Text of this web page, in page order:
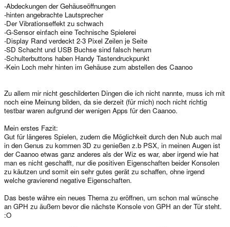
-Abdeckungen der Gehäuseöffnungen
-hinten angebrachte Lautsprecher
-Der Vibrationseffekt zu schwach
-G-Sensor einfach eine Technische Spielerei
-Display Rand verdeckt 2-3 Pixel Zeilen je Seite
-SD Schacht und USB Buchse sind falsch herum
-Schulterbuttons haben Handy Tastendruckpunkt
-Kein Loch mehr hinten im Gehäuse zum abstellen des Caanoo
Zu allem mir nicht geschilderten Dingen die ich nicht nannte, muss ich mit
noch eine Meinung bilden, da sie derzeit (für mich) noch nicht richtig
testbar waren aufgrund der wenigen Apps für den Caanoo.
Mein erstes Fazit:
Gut für längeres Spielen, zudem die Möglichkeit durch den Nub auch mal
in den Genus zu kommen 3D zu genießen z.b PSX, in meinen Augen ist
der Caanoo etwas ganz anderes als der Wiz es war, aber irgend wie hat
man es nicht geschafft, nur die positiven Eigenschaften beider Konsolen
zu käutzen und somit ein sehr gutes gerät zu schaffen, ohne irgend
welche gravierend negative Eigenschaften.
Das beste währe ein neues Thema zu eröffnen, um schon mal wünsche
an GPH zu äußern bevor die nächste Konsole von GPH an der Tür steht.
:O